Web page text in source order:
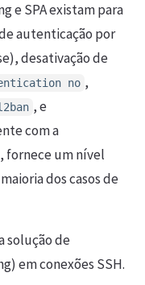
e SPA existam para
autenticação por
desativação de
no ,
, e
com a
fornece um nível
dos casos de
solução de
em conexões SSH.